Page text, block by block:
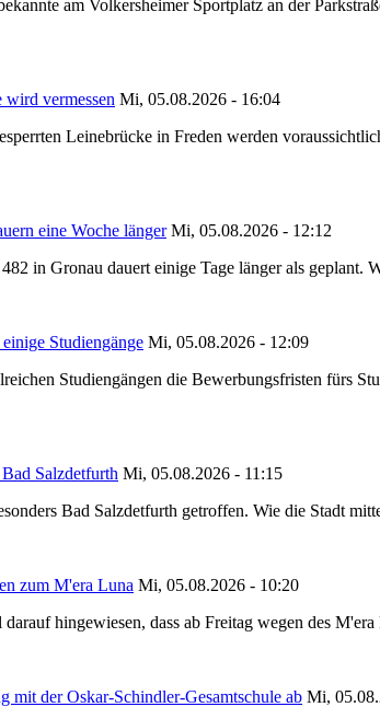
am Volkersheimer Sportplatz an der
vermessen Mi, 05.08.2026 - 16:04
Leinebrücke in Freden werden
eine Woche länger Mi, 05.08.2026 - 12:12
in Gronau dauert einige Tage länger als
Studiengänge Mi, 05.08.2026 - 12:09
Studiengängen die Bewerbungsfristen fürs
Salzdetfurth Mi, 05.08.2026 - 11:15
Bad Salzdetfurth getroffen. Wie die Stadt
zum M'era Luna Mi, 05.08.2026 - 10:20
hingewiesen, dass ab Freitag wegen des
der Oskar-Schindler-Gesamtschule ab Mi,